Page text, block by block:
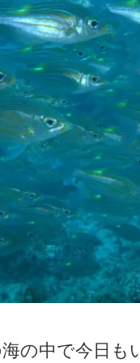
の中で今日